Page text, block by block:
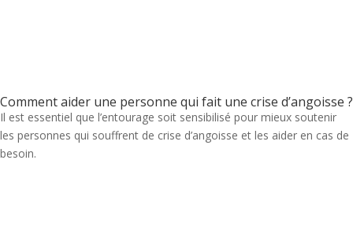
Comment aider une personne qui fait une crise d’angoisse ?
Il est essentiel que l’entourage soit sensibilisé pour mieux soutenir
les personnes qui souffrent de crise d’angoisse et les aider en cas de
besoin.